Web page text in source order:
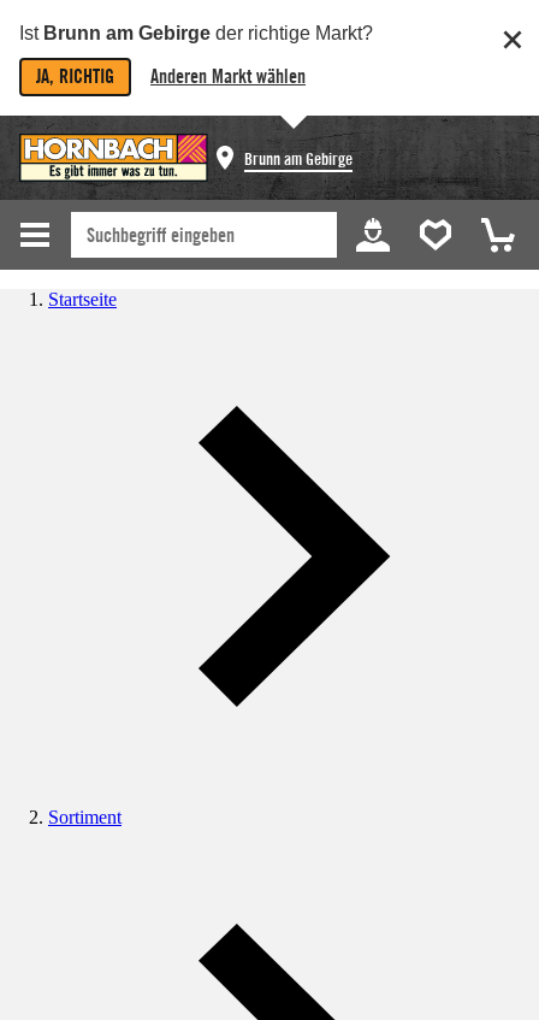
Ist Brunn am Gebirge der richtige Markt?
JA, RICHTIG Anderen Markt wählen
Brunn am Gebirge
Startseite
Sortiment